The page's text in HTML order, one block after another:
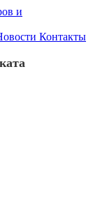
Контакты